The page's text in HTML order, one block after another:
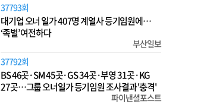
37793회
대기업 오너 일가 407명 계열사 등기임원에…
‘족벌’ 여전하다
부산일보
37792회
BS 46곳·SM 45곳·GS 34곳·부영 31곳·KG
27곳…그룹 오너일가 등기임원 조사결과 '충격'
파이낸셜포스트